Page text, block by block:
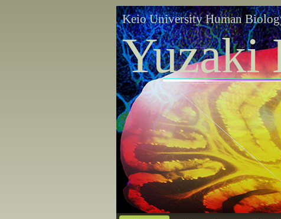
Keio University Human
Yuzaki